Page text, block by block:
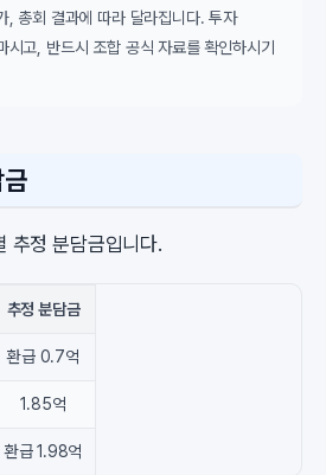
, 총회 결과에 따라 달라집니다. 투자
시고, 반드시 조합 공식 자료를 확인하시기
추정 분담금입니다.
추정 분담금
환급 0.7억
1.85억
환급 1.98억